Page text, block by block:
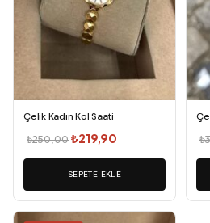
Çelik Kadın Kol Saati
₺250,00Orijinal
fiyat:
₺250,00.
₺219,90
andaki
fiyat:
₺219,90.
SEPETE EKLE
₺